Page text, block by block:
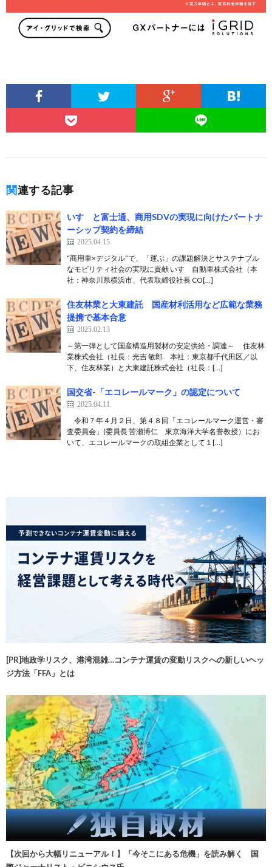
関連する記事
いすゞと富士通、商用SDVの実現に向けたパートナ
ーシップ契約を締結
2025.04.15
“商用車×デジタル”で、「運ぶ」の課題解決とサステナブル
なモビリティ社会の実現に貢献 いすゞ自動車株式会社（本
社：神奈川県横浜市、代表取締役社長 CO[…]
住友林業と大東建託 国産材利活用など広範な業務
提携で基本合意
2025.02.13
～第一弾として国産構造用製材の安定供給・調達～ 住友林
業株式会社（社長：光吉 敏郎 本社：東京都千代田区／以
下、住友林業）と大東建託株式会社（社長：[…]
国交省-「エコレールマーク」の認定について
2025.04.11
令和７年４月２日、第４８回「エコレールマーク運営・審
査委員会」(委員長 苦瀬博仁 東京海洋大学名誉教授）にお
いて、エコレールマークの取組企業として１[…]
[PR]地政学リスク、港湾混雑…コンテナ運賃の変動リスクへの新しいヘッ
ジ方法「FFA」とは
【次回から大幅リニューアル！】「今そこにある危機」を読み解く 国